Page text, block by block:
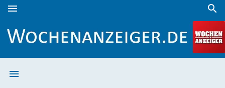
menu search
menu